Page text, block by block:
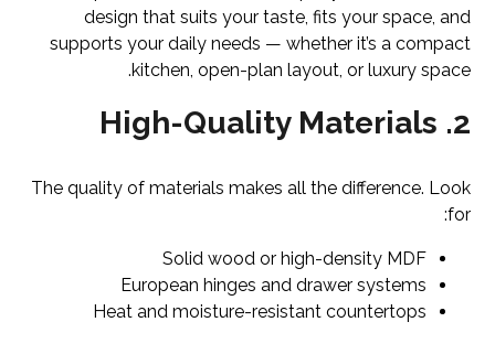
design that suits your taste, fits your space, and
supports your daily needs — whether it’s a compact
kitchen, open-plan layout, or luxury space.
2.
High-Quality Materials
The quality of materials makes all the difference. Look
for:
Solid wood or high-density MDF
European hinges and drawer systems
Heat and moisture-resistant countertops